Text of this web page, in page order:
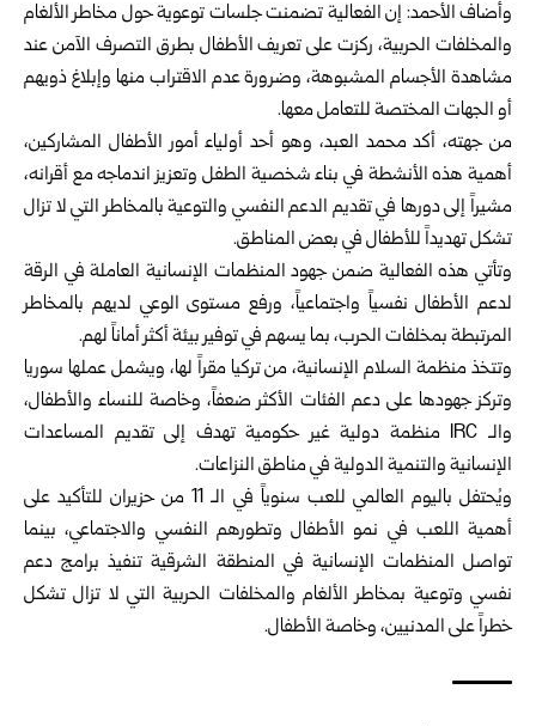
وأضاف الأحمد: إن الفعالية تضمنت جلسات توعوية حول مخاطر الألغام
والمخلفات الحربية، ركزت على تعريف الأطفال بطرق التصرف الآمن عند
مشاهدة الأجسام المشبوهة، وضرورة عدم الاقتراب منها وإبلاغ ذويهم
أو الجهات المختصة للتعامل معها.
من جهته، أكد محمد العبد، وهو أحد أولياء أمور الأطفال المشاركين،
أهمية هذه الأنشطة في بناء شخصية الطفل وتعزيز اندماجه مع أقرانه،
مشيراً إلى دورها في تقديم الدعم النفسي والتوعية بالمخاطر التي لا تزال
تشكل تهديداً للأطفال في بعض المناطق.
وتأتي هذه الفعالية ضمن جهود المنظمات الإنسانية العاملة في الرقة
لدعم الأطفال نفسياً واجتماعياً، ورفع مستوى الوعي لديهم بالمخاطر
المرتبطة بمخلفات الحرب، بما يسهم في توفير بيئة أكثر أماناً لهم.
وتتخذ منظمة السلام الإنسانية، من تركيا مقراً لها، ويشمل عملها سوريا
وتركز جهودها على دعم الفئات الأكثر ضعفاً، وخاصة للنساء والأطفال،
والـ IRC منظمة دولية غير حكومية تهدف إلى تقديم المساعدات
الإنسانية والتنمية الدولية في مناطق النزاعات.
ويُحتفل باليوم العالمي للعب سنوياً في الـ 11 من حزيران للتأكيد على
أهمية اللعب في نمو الأطفال وتطورهم النفسي والاجتماعي، بينما
تواصل المنظمات الإنسانية في المنطقة الشرقية تنفيذ برامج دعم
نفسي وتوعية بمخاطر الألغام والمخلفات الحربية التي لا تزال تشكل
خطراً على المدنيين، وخاصة الأطفال.